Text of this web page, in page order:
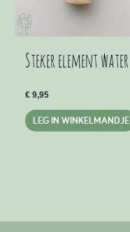
Steker element water
€ 9,95
LEG IN WINKELMANDJE